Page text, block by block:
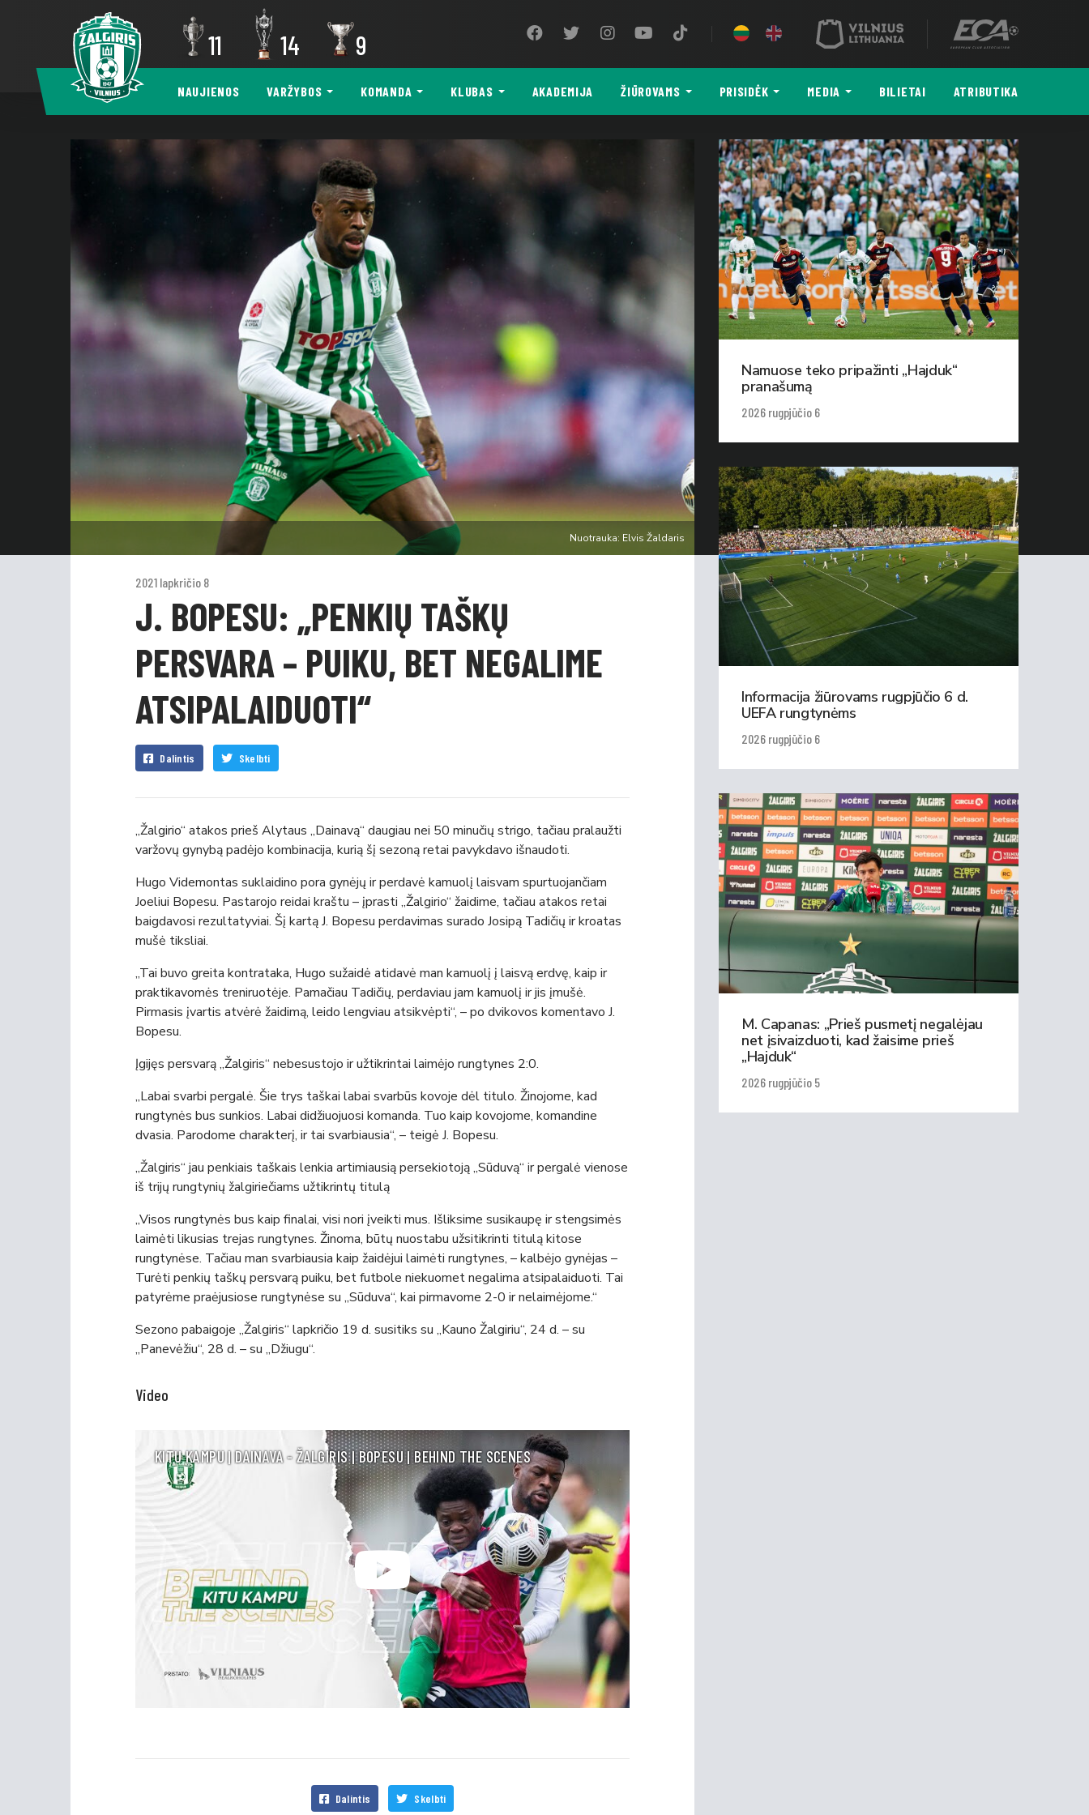
11 14 9
NAUJIENOS VARŽYBOS KOMANDA KLUBAS AKADEMIJA ŽIŪROVAMS PRISIDĖK MEDIA BILIETAI ATRIBUTIKA
Nuotrauka: Elvis Žaldaris
2021 lapkričio 8
J. BOPESU: „PENKIŲ TAŠKŲ
PERSVARA – PUIKU, BET NEGALIME
ATSIPALAIDUOTI“
Dalintis Skelbti
„Žalgirio“ atakos prieš Alytaus „Dainavą“ daugiau nei 50 minučių strigo, tačiau pralaužti
varžovų gynybą padėjo kombinacija, kurią šį sezoną retai pavykdavo išnaudoti.
Hugo Videmontas suklaidino pora gynėjų ir perdavė kamuolį laisvam spurtuojančiam
Joeliui Bopesu. Pastarojo reidai kraštu – įprasti „Žalgirio“ žaidime, tačiau atakos retai
baigdavosi rezultatyviai. Šį kartą J. Bopesu perdavimas surado Josipą Tadičių ir kroatas
mušė tiksliai.
„Tai buvo greita kontrataka, Hugo sužaidė atidavė man kamuolį į laisvą erdvę, kaip ir
praktikavomės treniruotėje. Pamačiau Tadičių, perdaviau jam kamuolį ir jis įmušė.
Pirmasis įvartis atvėrė žaidimą, leido lengviau atsikvėpti“, – po dvikovos komentavo J.
Bopesu.
Įgijęs persvarą „Žalgiris“ nebesustojo ir užtikrintai laimėjo rungtynes 2:0.
„Labai svarbi pergalė. Šie trys taškai labai svarbūs kovoje dėl titulo. Žinojome, kad
rungtynės bus sunkios. Labai didžiuojuosi komanda. Tuo kaip kovojome, komandine
dvasia. Parodome charakterį, ir tai svarbiausia“, – teigė J. Bopesu.
„Žalgiris“ jau penkiais taškais lenkia artimiausią persekiotoją „Sūduvą“ ir pergalė vienose
iš trijų rungtynių žalgiriečiams užtikrintų titulą
„Visos rungtynės bus kaip finalai, visi nori įveikti mus. Išliksime susikaupę ir stengsimės
laimėti likusias trejas rungtynes. Žinoma, būtų nuostabu užsitikrinti titulą kitose
rungtynėse. Tačiau man svarbiausia kaip žaidėjui laimėti rungtynes, – kalbėjo gynėjas –
Turėti penkių taškų persvarą puiku, bet futbole niekuomet negalima atsipalaiduoti. Tai
patyrėme praėjusiose rungtynėse su „Sūduva“, kai pirmavome 2-0 ir nelaimėjome.“
Sezono pabaigoje „Žalgiris“ lapkričio 19 d. susitiks su „Kauno Žalgiriu“, 24 d. – su
„Panevėžiu“, 28 d. – su „Džiugu“.
Video
KITU KAMPU | DAINAVA - ŽALGIRIS | BOPESU | BEHIND THE SCENES
Dalintis Skelbti
Namuose teko pripažinti „Hajduk“
pranašumą
2026 rugpjūčio 6
Informacija žiūrovams rugpjūčio 6 d.
UEFA rungtynėms
2026 rugpjūčio 6
M. Capanas: „Prieš pusmetį negalėjau
net įsivaizduoti, kad žaisime prieš
„Hajduk“
2026 rugpjūčio 5